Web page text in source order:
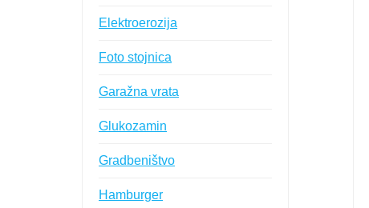
Elektroerozija
Foto stojnica
Garažna vrata
Glukozamin
Gradbeništvo
Hamburger